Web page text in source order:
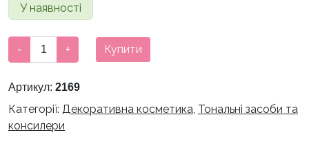
У наявності
крем
CC
Cream
SPF
- + Купити
Артикул: 2169
Категорії: Декоративна косметика, Тональні засоби та
консилери